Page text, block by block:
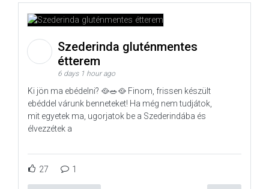
Szederinda gluténmentes
étterem
6 days 1 hour ago
Ki jön ma ebédelni? 🥘🥗🥘 Finom, frissen készült
ebéddel várunk benneteket! Ha még nem tudjátok,
mit egyetek ma, ugorjatok be a Szederindába és
élvezzétek a
27 1